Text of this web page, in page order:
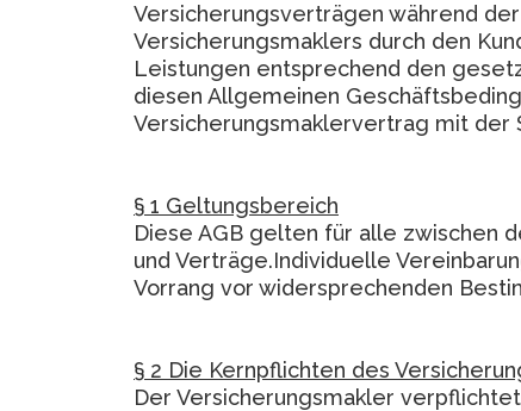
Versicherungsverträgen während
Versicherungsmaklers durch den
Leistungen entsprechend den
diesen Allgemeinen
Versicherungsmaklervertrag mit
§ 1 Geltungsbereich
Diese AGB gelten für alle zwischen
und Verträge.Individuelle
Vorrang vor widersprechenden
§ 2 Die Kernpflichten des
Der Versicherungsmakler